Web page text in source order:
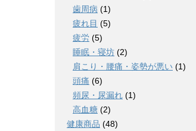
歯周病 (1)
疲れ目 (5)
疲労 (5)
睡眠・寝坊 (2)
肩こり・腰痛・姿勢が悪い (1)
頭痛 (6)
頻尿・尿漏れ (1)
高血糖 (2)
健康商品 (48)